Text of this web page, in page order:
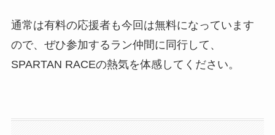
通常は有料の応援者も今回は無料になっています
ので、ぜひ参加するラン仲間に同行して、
SPARTAN RACEの熱気を体感してください。